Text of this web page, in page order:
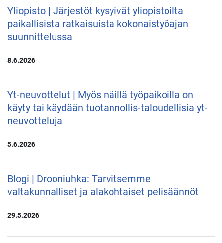
Yliopisto | Järjestöt kysyivät yliopistoilta
paikallisista ratkaisuista kokonaistyöajan
suunnittelussa
8.6.2026
Yt-neuvottelut | Myös näillä työpaikoilla on
käyty tai käydään tuotannollis-taloudellisia yt-
neuvotteluja
5.6.2026
Blogi | Drooniuhka: Tarvitsemme
valtakunnalliset ja alakohtaiset pelisäännöt
29.5.2026